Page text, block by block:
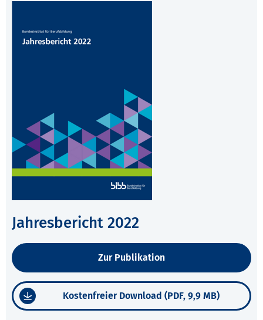
Jahresbericht 2022
Zur Publikation
Kostenfreier Download (PDF, 9,9 MB)